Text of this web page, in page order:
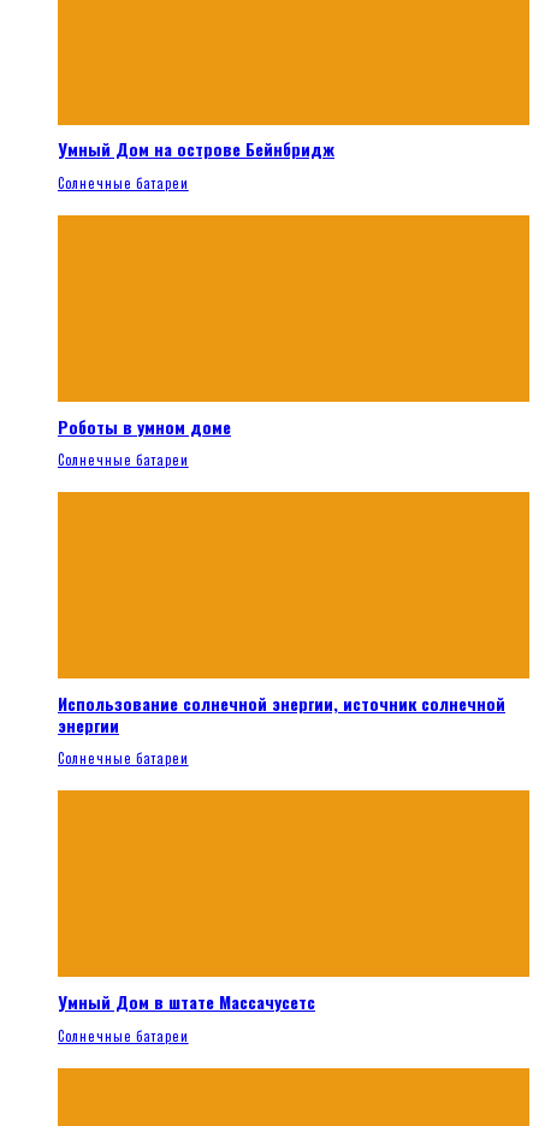
Умный Дом на острове Бейнбридж
Солнечные батареи
Роботы в умном доме
Солнечные батареи
Использование солнечной энергии, источник солнечной
энергии
Солнечные батареи
Умный Дом в штате Массачусетс
Солнечные батареи